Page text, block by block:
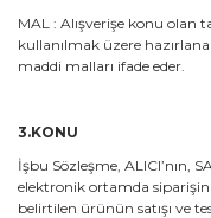
MAL : Alışverişe konu olan
kullanılmak üzere
maddi malları ifade eder.
3.KONU
İşbu Sözleşme, ALICI’nın,
elektronik ortamda siparişini
belirtilen ürünün satışı ve